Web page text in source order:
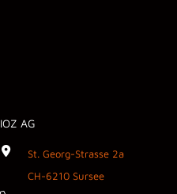
IOZ AG
St. Georg-Strasse 2a
CH-6210 Sursee